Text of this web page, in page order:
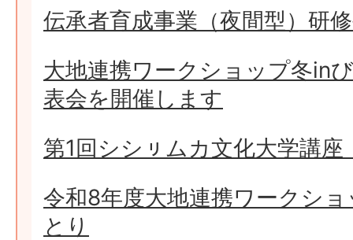
伝承者育成事業（夜間型）研
大地連携ワークショップ冬in
表会を開催します
第1回シシㇼムカ文化大学講座
令和8年度大地連携ワークシ
とり